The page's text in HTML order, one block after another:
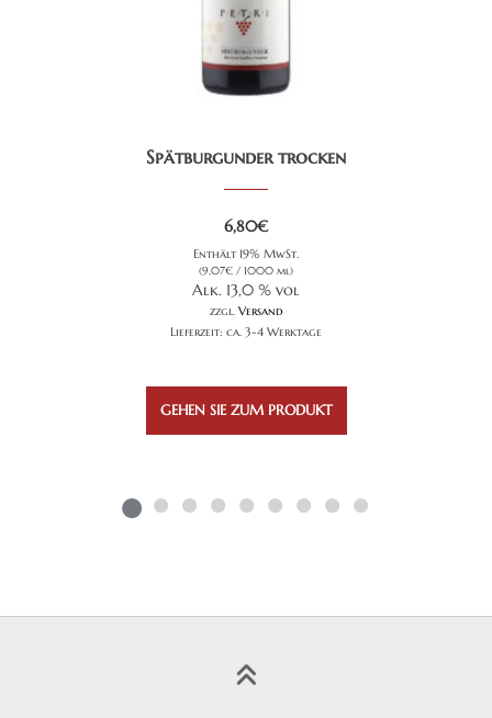
Spätburgunder trocken
6,80€
Enthält 19% MwSt.
(9,07€ / 1000 ml)
Alk. 13,0 % vol
zzgl. Versand
Lieferzeit: ca. 3-4 Werktage
GEHEN SIE ZUM PRODUKT